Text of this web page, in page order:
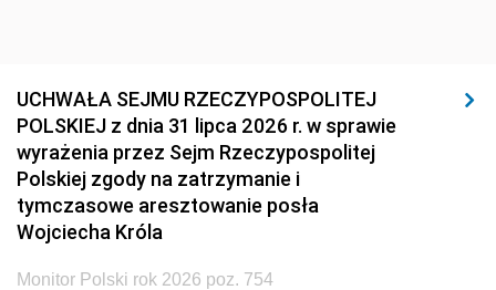
UCHWAŁA SEJMU RZECZYPOSPOLITEJ
POLSKIEJ z dnia 31 lipca 2026 r. w sprawie
wyrażenia przez Sejm Rzeczypospolitej
Polskiej zgody na zatrzymanie i
tymczasowe aresztowanie posła
Wojciecha Króla
Monitor Polski rok 2026 poz. 754